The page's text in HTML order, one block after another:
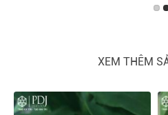
XEM THÊM